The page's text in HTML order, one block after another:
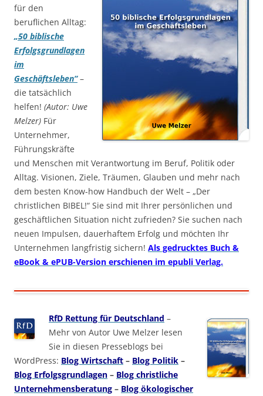
für den
beruflichen Alltag:
„50 biblische
Erfolgsgrundlagen
im
Geschäftsleben“–
die tatsächlich
helfen! (Autor: Uwe
Melzer) Für
Unternehmer,
Führungskräfte
und Menschen mit Verantwortung im Beruf, Politik oder
Alltag. Visionen, Ziele, Träumen, Glauben und mehr nach
dem besten Know-how Handbuch der Welt – „Der
christlichen BIBEL!“ Sie sind mit Ihrer persönlichen und
geschäftlichen Situation nicht zufrieden? Sie suchen nach
neuen Impulsen, dauerhaftem Erfolg und möchten Ihr
Unternehmen langfristig sichern! Als gedrucktes Buch &
eBook & ePUB-Version erschienen im epubli Verlag.
RfD Rettung für Deutschland –
Mehr von Autor Uwe Melzer lesen
Sie in diesen Presseblogs bei
WordPress: Blog Wirtschaft – Blog Politik –
Blog Erfolgsgrundlagen – Blog christliche
Unternehmensberatung – Blog ökologischer